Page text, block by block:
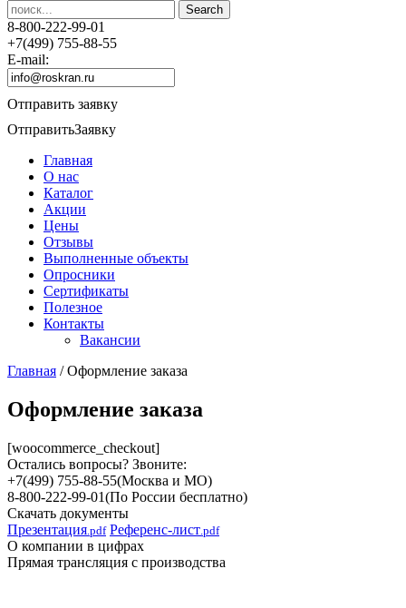
8-800-222-99-01
+7(499) 755-88-55
E-mail:
Отправить заявку
ОтправитьЗаявку
Главная
О нас
Каталог
Акции
Цены
Отзывы
Выполненные объекты
Опросники
Сертификаты
Полезное
Контакты
Вакансии
Главная /Оформление заказа
Оформление заказа
[woocommerce_checkout]
Остались вопросы? Звоните:
+7(499) 755-88-55(Москва и МО)
8-800-222-99-01(По России бесплатно)
Скачать документы
Презентация .pdf Референс-лист .pdf
О компании в цифрах
Прямая трансляция с производства